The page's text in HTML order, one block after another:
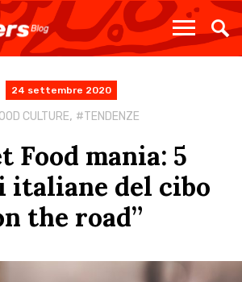
24 settembre 2020
CULTURE, TENDENZE
Food mania: 5
italiane del cibo
the road”